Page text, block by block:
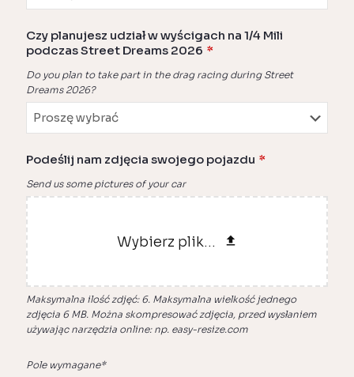
Czy planujesz udział w wyścigach na 1/4 Mili
podczas Street Dreams 2026 *
Do you plan to take part in the drag racing during Street
Dreams 2026?
Podeślij nam zdjęcia swojego pojazdu *
Send us some pictures of your car
Wybierz plik...
Maksymalna ilość zdjęć: 6. Maksymalna wielkość jednego
zdjęcia 6 MB. Można skompresować zdjęcia, przed wysłaniem
używając narzędzia online: np. easy-resize.com
Pole wymagane*